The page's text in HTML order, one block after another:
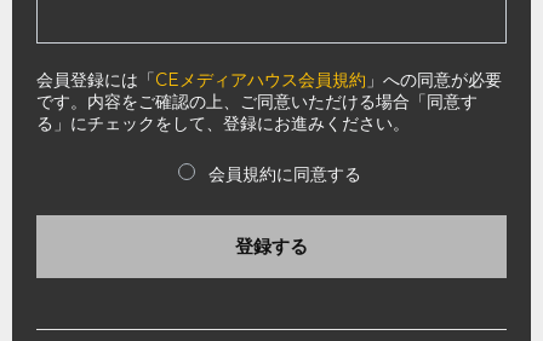
会員登録には「CEメディアハウス会員規約 」への同意が必要
です。内容をご確認の上、ご同意いただける場合「同意す
る」にチェックをして、登録にお進みください。
会員規約に同意する
登録する